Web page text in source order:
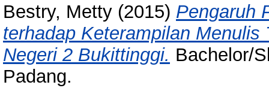
Bestry, Metty (2015) Pengaruh
terhadap Keterampilan
Negeri 2 Bukittinggi. Bachelor/
Padang.